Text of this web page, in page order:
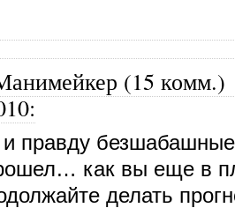
(15 комм.)
:
правду
как вы еще в
делать